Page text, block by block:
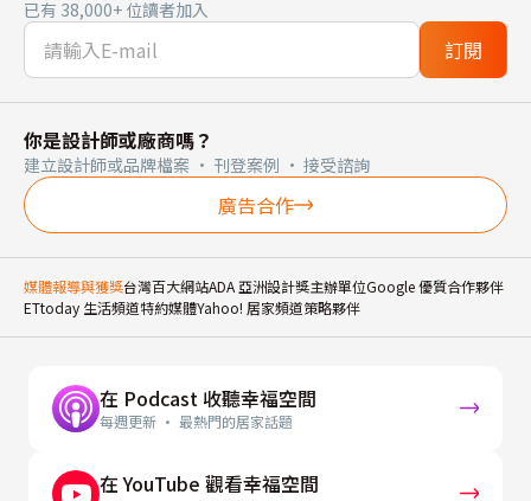
已有 38,000+ 位讀者加入
訂閱
你是設計師或廠商嗎？
建立設計師或品牌檔案 · 刊登案例 · 接受諮詢
廣告合作
媒體報導與獲獎台灣百大網站ADA 亞洲設計獎主辦單位Google 優質合作夥伴
ETtoday 生活頻道特約媒體Yahoo! 居家頻道策略夥伴
在 Podcast 收聽幸福空間
每週更新 · 最熱門的居家話題
在 YouTube 觀看幸福空間